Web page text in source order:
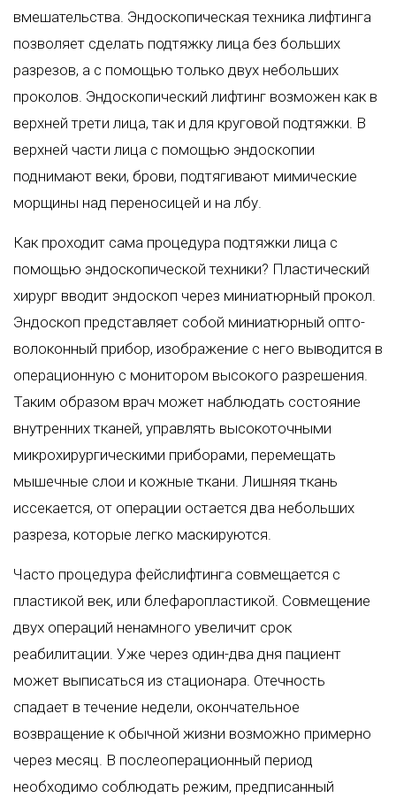
вмешательства. Эндоскопическая техника лифтинга
позволяет сделать подтяжку лица без больших
разрезов, а с помощью только двух небольших
проколов. Эндоскопический лифтинг возможен как в
верхней трети лица, так и для круговой подтяжки. В
верхней части лица с помощью эндоскопии
поднимают веки, брови, подтягивают мимические
морщины над переносицей и на лбу.
Как проходит сама процедура подтяжки лица с
помощью эндоскопической техники? Пластический
хирург вводит эндоскоп через миниатюрный прокол.
Эндоскоп представляет собой миниатюрный опто-
волоконный прибор, изображение с него выводится в
операционную с монитором высокого разрешения.
Таким образом врач может наблюдать состояние
внутренних тканей, управлять высокоточными
микрохирургическими приборами, перемещать
мышечные слои и кожные ткани. Лишняя ткань
иссекается, от операции остается два небольших
разреза, которые легко маскируются.
Часто процедура фейслифтинга совмещается с
пластикой век, или блефаропластикой. Совмещение
двух операций ненамного увеличит срок
реабилитации. Уже через один-два дня пациент
может выписаться из стационара. Отечность
спадает в течение недели, окончательное
возвращение к обычной жизни возможно примерно
через месяц. В послеоперационный период
необходимо соблюдать режим, предписанный